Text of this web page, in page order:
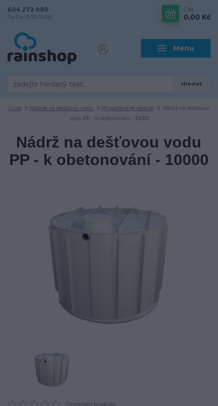
Menu
Hledat
604 272 090
Po-Pá: 9.00-15.00
0 ks
0,00 Kč
Úvod Nádrže na dešťovou vodu PP svařované nádrže
Nádrž na dešťovou
vodu PP - k obetonování - 10000
Nádrž na dešťovou vodu
PP - k obetonování - 10000
Ohodnotit produkt